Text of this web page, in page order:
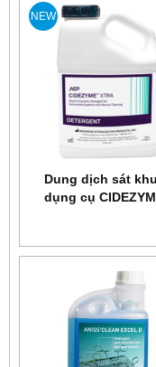
NEW
Dung dịch sát
dụng cụ